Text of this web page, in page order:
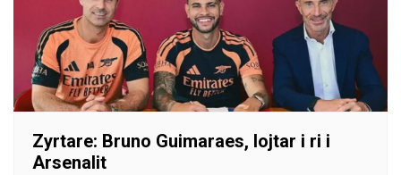
​Zyrtare: Bruno Guimaraes, lojtar i ri i
Arsenalit